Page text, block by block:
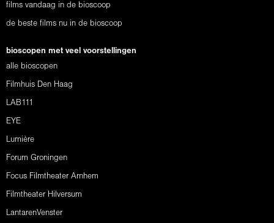
films vandaag in de bioscoop
de beste films nu in de bioscoop
bioscopen met veel voorstellingen
alle bioscopen
Filmhuis Den Haag
LAB111
EYE
Lumière
Forum Groningen
Focus Filmtheater Arnhem
Filmtheater Hilversum
LantarenVenster